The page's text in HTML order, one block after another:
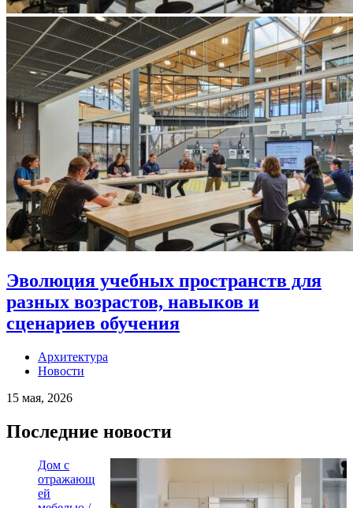
Эволюция учебных пространств для
разных возрастов, навыков и
сценариев обучения
Архитектура
Новости
15 мая, 2026
Последние новости
Дом с
отражающ
ей